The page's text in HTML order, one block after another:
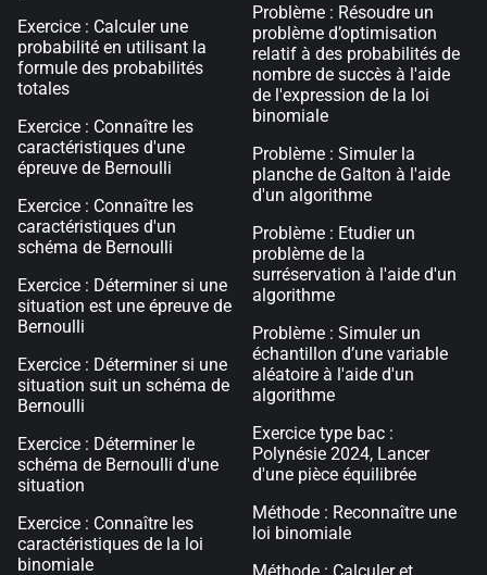
Exercice : Calculer une
probabilité en utilisant la
formule des probabilités
totales
Exercice : Connaître les
caractéristiques d'une
épreuve de Bernoulli
Exercice : Connaître les
caractéristiques d'un
schéma de Bernoulli
Exercice : Déterminer si une
situation est une épreuve de
Bernoulli
Exercice : Déterminer si une
situation suit un schéma de
Bernoulli
Exercice : Déterminer le
schéma de Bernoulli d'une
situation
Exercice : Connaître les
caractéristiques de la loi
binomiale
Problème : Résoudre un
problème d’optimisation
relatif à des probabilités de
nombre de succès à l'aide
de l'expression de la loi
binomiale
Problème : Simuler la
planche de Galton à l'aide
d'un algorithme
Problème : Etudier un
problème de la
surréservation à l'aide d'un
algorithme
Problème : Simuler un
échantillon d’une variable
aléatoire à l'aide d'un
algorithme
Exercice type bac :
Polynésie 2024, Lancer
d'une pièce équilibrée
Méthode : Reconnaître une
loi binomiale